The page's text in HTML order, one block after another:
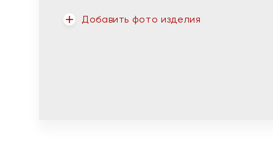
Добавить фото изделия